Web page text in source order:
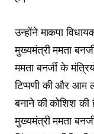
उन्होंने माकपा
मुख्यमंत्री ममता
ममता बनर्जी के
टिप्पणी की और आम
बनाने की कोशिश
मुख्यमंत्री ममता